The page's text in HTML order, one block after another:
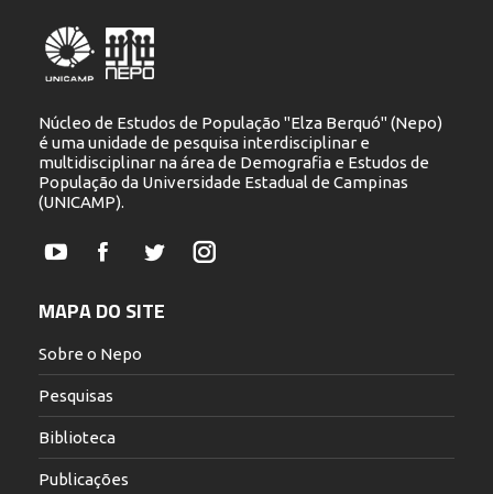
Núcleo de Estudos de População "Elza Berquó" (Nepo)
é uma unidade de pesquisa interdisciplinar e
multidisciplinar na área de Demografia e Estudos de
População da Universidade Estadual de Campinas
(UNICAMP).
YouTubeFacebookTwitterInstagram
MAPA DO SITE
Sobre o Nepo
Pesquisas
Biblioteca
Publicações